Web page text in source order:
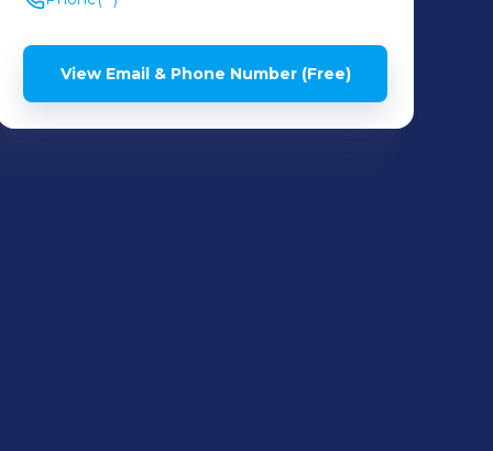
View Email & Phone Number (Free)